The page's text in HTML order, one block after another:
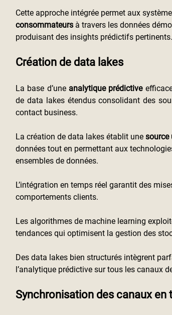
Cette approche intégrée permet aux
consommateurs à travers les données
produisant des insights prédictifs pertinents.
Création de data lakes
La base d’une analytique prédictive
de data lakes étendus consolidant des
contact business.
La création de data lakes établit une source
données tout en permettant aux
ensembles de données.
L’intégration en temps réel garantit des
comportements clients.
Les algorithmes de machine learning
tendances qui optimisent la gestion des
Des data lakes bien structurés intègrent
l’analytique prédictive sur tous les canaux
Synchronisation des canaux en